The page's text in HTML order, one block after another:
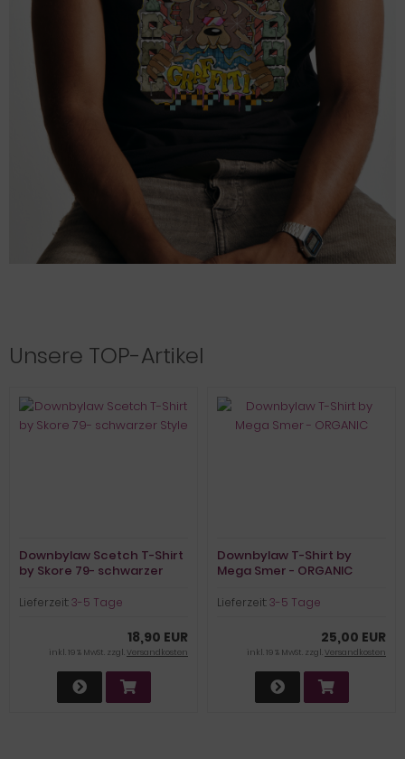
Unsere TOP-Artikel
Downbylaw Scetch T-Shirt
by Skore 79- schwarzer
Lieferzeit:3-5 Tage
18,90 EUR
inkl. 19 % MwSt. zzgl.Versandkosten
Downbylaw T-Shirt by
Mega Smer - ORGANIC
Lieferzeit:3-5 Tage
25,00 EUR
inkl. 19 % MwSt. zzgl.Versandkosten